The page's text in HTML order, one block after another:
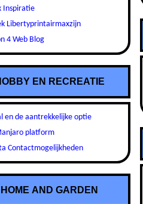
Inspiratie
Libertyprintairmaxzijn
4 Web Blog
EN RECREATIE
en de aantrekkelijke optie
platform
Contactmogelijkheden
HOME AND GARDEN